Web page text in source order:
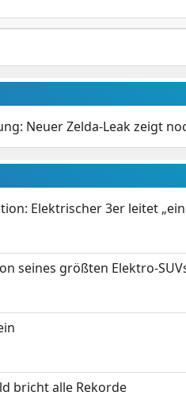
Neuer Zelda-Leak zeigt
Elektrischer 3er leitet
seines größten Elektro-
bricht alle Rekorde